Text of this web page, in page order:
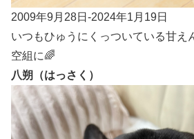
2009年9月28日-2024年1月19日
いつもひゅうにくっついている甘え
空組に🌈
八朔（はっさく）